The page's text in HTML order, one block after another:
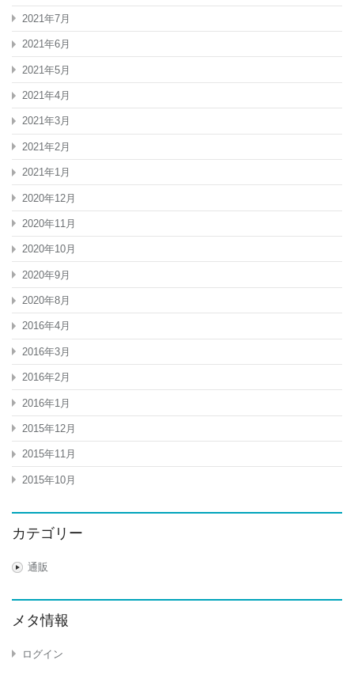
2021年7月
2021年6月
2021年5月
2021年4月
2021年3月
2021年2月
2021年1月
2020年12月
2020年11月
2020年10月
2020年9月
2020年8月
2016年4月
2016年3月
2016年2月
2016年1月
2015年12月
2015年11月
2015年10月
カテゴリー
通販
メタ情報
ログイン